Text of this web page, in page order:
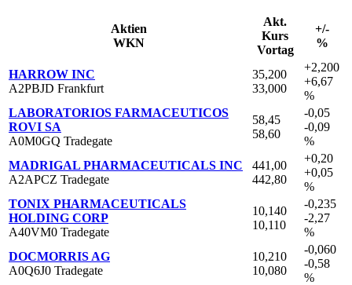
Aktien
WKN
Akt.
Kurs
Vortag
+/-
%
HARROW INC
A2PBJD Frankfurt
35,200
33,000
+2,200
+6,67
%
LABORATORIOS FARMACEUTICOS
ROVI SA
A0M0GQ Tradegate
58,45
58,60
-0,05
-0,09
%
MADRIGAL PHARMACEUTICALS INC
A2APCZ Tradegate
441,00
442,80
+0,20
+0,05
%
TONIX PHARMACEUTICALS
HOLDING CORP
A40VM0 Tradegate
10,140
10,110
-0,235
-2,27
%
DOCMORRIS AG
A0Q6J0 Tradegate
10,210
10,080
-0,060
-0,58
%